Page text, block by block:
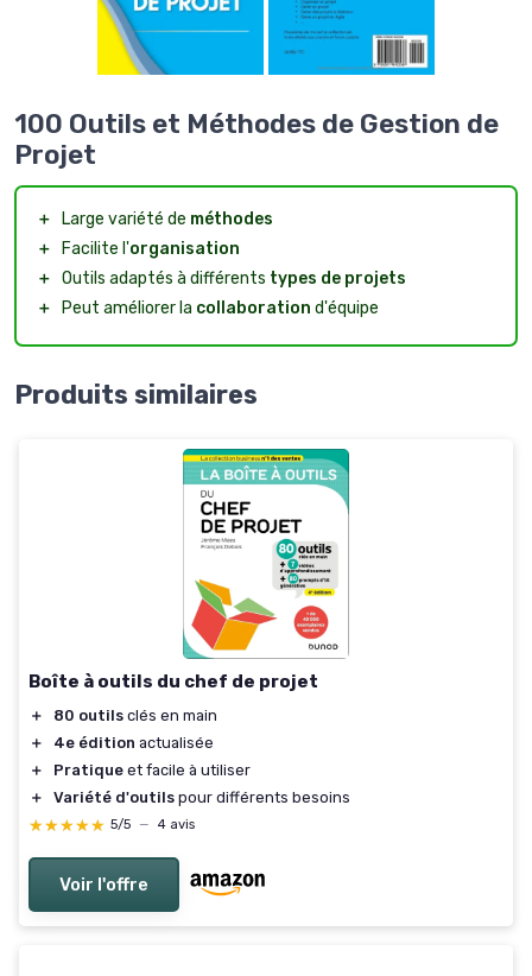
100 Outils et Méthodes de Gestion de
Projet
＋ Large variété de méthodes
＋
Facilite l'organisation
＋ Outils adaptés à différents types de projets
＋
Peut améliorer la collaboration d'équipe
Produits similaires
Boîte à outils du chef de projet
＋ 80 outils clés en main
＋
4e édition actualisée
＋
Pratique et facile à utiliser
＋
Variété d'outils pour différents besoins
★★★★★
★★★★★ 5/5 — 4 avis
Voir l'offre